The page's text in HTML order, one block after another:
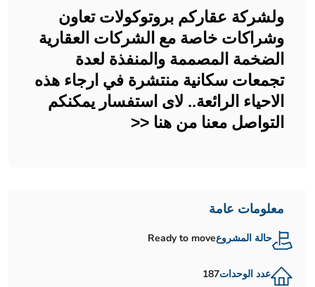
ولشركة عقاركم بروتوكولات تعاون
وشراكات خاصة مع الشركات العقارية
الضخمة المصممة والمنفذة لعدة
تجمعات سكانية منتشرة في ارجاء هذه
الاحياء الرائعة.. لاى استفسار يمكنكم
التواصل معنا من هنا <<
معلومات عامة
حالة المشروعReady to move
عدد الوحدات187